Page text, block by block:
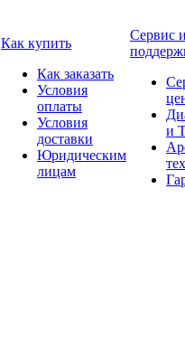
Как купить
Как заказать
Условия
оплаты
Условия
доставки
Юридическим
лицам
Сервис
и